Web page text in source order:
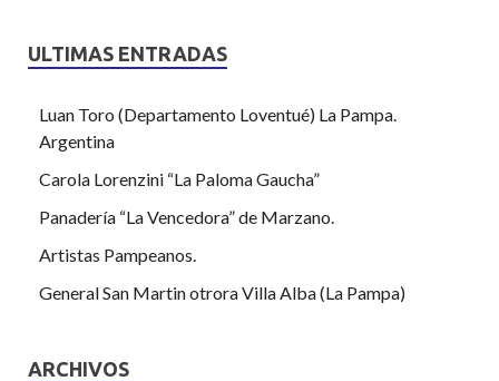
ULTIMAS ENTRADAS
Luan Toro (Departamento Loventué) La Pampa.
Argentina
Carola Lorenzini “La Paloma Gaucha”
Panadería “La Vencedora” de Marzano.
Artistas Pampeanos.
General San Martin otrora Villa Alba (La Pampa)
ARCHIVOS